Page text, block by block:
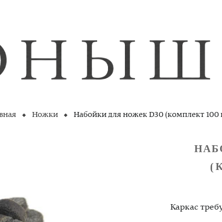
Ножки Набойки для ножек D30 (комплект 100
Каркас